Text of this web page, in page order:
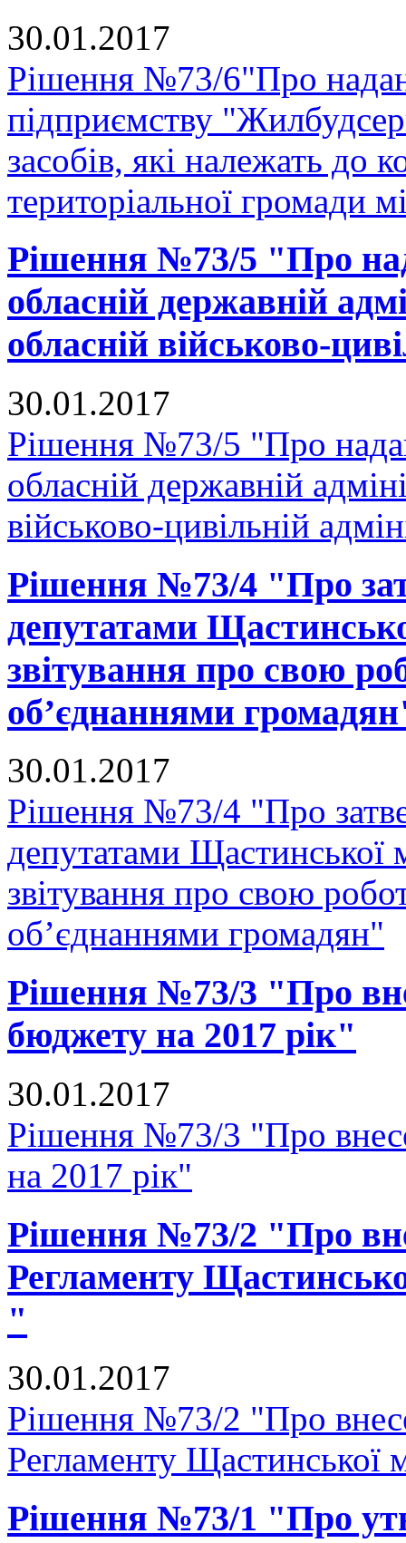
30.01.2017
Рішення №73/6"Про
підприємству
засобів, які належать до
територіальної громади
Рішення №73/5 "Про
обласній державній
обласній військово-
30.01.2017
Рішення №73/5 "Про
обласній державній
військово-цивільній
Рішення №73/4 "Про
депутатами
звітування про свою
об’єднаннями
30.01.2017
Рішення №73/4 "Про
депутатами Щастинської
звітування про свою
об’єднаннями громадян"
Рішення №73/3 "Про
бюджету на 2017 рік"
30.01.2017
Рішення №73/3 "Про
на 2017 рік"
Рішення №73/2 "Про
Регламенту
"
30.01.2017
Рішення №73/2 "Про
Регламенту Щастинської
Рішення №73/1 "Про